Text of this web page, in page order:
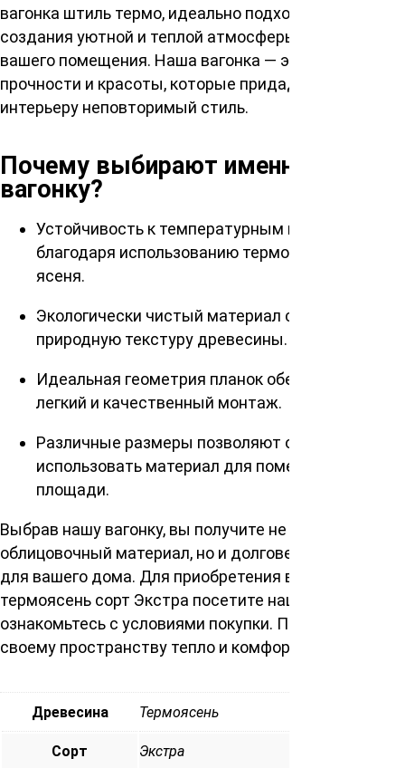
вагонка штиль термо, идеально подходит для
создания уютной и теплой атмосферы внутри
вашего помещения. Наша вагонка — это синтез
прочности и красоты, которые придадут вашему
интерьеру неповторимый стиль.
Почему выбирают именно нашу
вагонку?
Устойчивость к температурным изменениям
благодаря использованию термообработанного
ясеня.
Экологически чистый материал сохраняет
природную текстуру древесины.
Идеальная геометрия планок обеспечивает
легкий и качественный монтаж.
Различные размеры позволяют оптимально
использовать материал для помещений любой
площади.
Выбрав нашу вагонку, вы получите не просто
облицовочный материал, но и долговечное решение
для вашего дома. Для приобретения вагонки штиль
термоясень сорт Экстра посетите наш магазин и
ознакомьтесь с условиями покупки. Придайте
своему пространству тепло и комфорт уже сегодня!
Древесина Термоясень
Сорт Экстра